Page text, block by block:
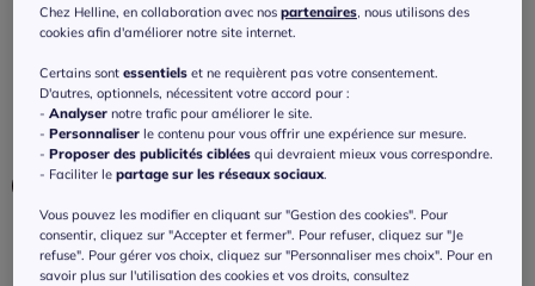
Réf : 374.401.011 1 /5- 1avis
Couleur :offwhite
Choisir une couleur :
Chez Helline, en collaboration avec nospartenaires, nous utilisons des
cookies afin d'améliorer notre site internet.
Certains sontessentiels et ne requièrent pas votre consentement.
D'autres, optionnels, nécessitent votre accord pour :
-Analyser notre trafic pour améliorer le site.
-Personnaliser le contenu pour vous offrir une expérience sur mesure.
-Proposer des publicités ciblées qui devraient mieux vous correspondre.
- Faciliter lepartage sur les réseaux sociaux.
Vous pouvez les modifier en cliquant sur "Gestion des cookies". Pour
consentir, cliquez sur "Accepter et fermer". Pour refuser, cliquez sur "Je
refuse". Pour gérer vos choix, cliquez sur "Personnaliser mes choix". Pour en
savoir plus sur l'utilisation des cookies et vos droits, consultez